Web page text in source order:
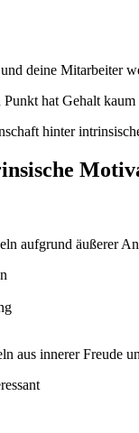
deine Mitarbeiter
hat Gehalt
hinter
aufgrund äußerer
aus innerer Freude